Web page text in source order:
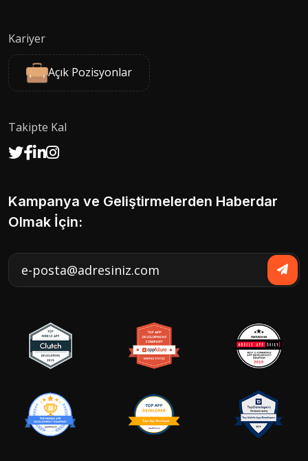
Kariyer
Açık Pozisyonlar
Takipte Kal
Kampanya ve Geliştirmelerden Haberdar
Olmak İçin: